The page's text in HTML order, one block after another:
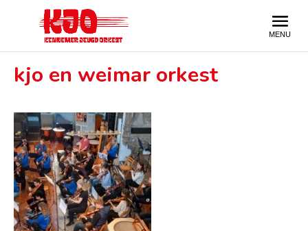
kjo en weimar orkest